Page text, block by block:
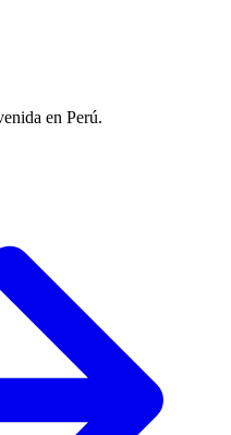
en Perú.